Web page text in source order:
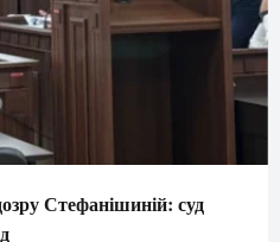
Стефанішиній: суд